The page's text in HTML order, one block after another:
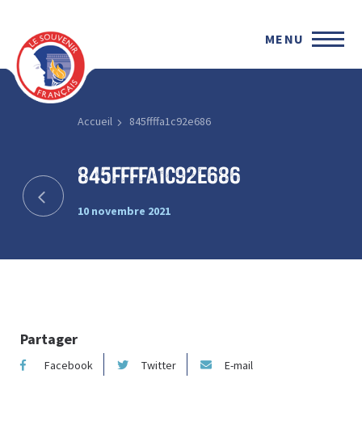
MENU
Accueil 845ffffa1c92e686
845ffffa1c92e686
10 novembre 2021
Partager
Facebook Twitter E-mail